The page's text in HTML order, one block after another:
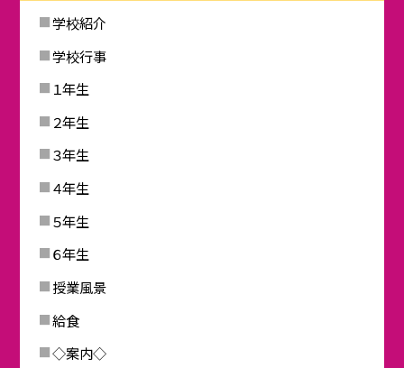
学校紹介
学校行事
１年生
２年生
３年生
４年生
５年生
６年生
授業風景
給食
◇案内◇